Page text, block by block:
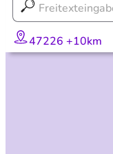
47226 +10km